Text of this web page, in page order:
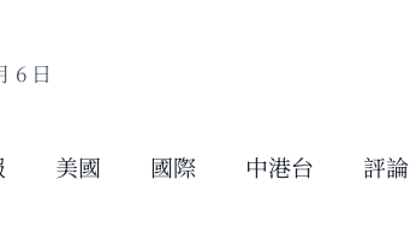
6 日
美國 國際 中港台 評論